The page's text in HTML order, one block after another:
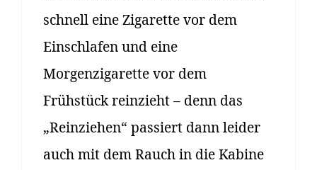
schnell eine Zigarette vor dem
Einschlafen und eine
Morgenzigarette vor dem
Frühstück reinzieht – denn das
„Reinziehen“ passiert dann leider
auch mit dem Rauch in die Kabine